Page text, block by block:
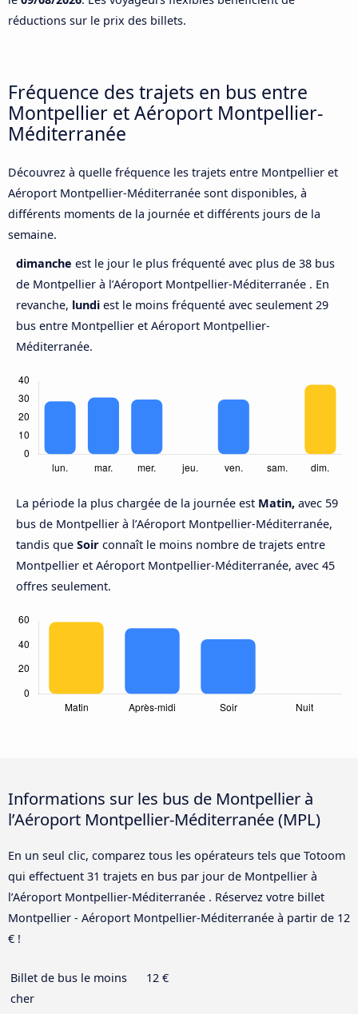
réductions sur le prix des billets.
Fréquence des trajets en bus entre
Montpellier et Aéroport Montpellier-
Méditerranée
Découvrez à quelle fréquence les trajets entre Montpellier et
Aéroport Montpellier-Méditerranée sont disponibles, à
différents moments de la journée et différents jours de la
semaine.
dimanche est le jour le plus fréquenté avec plus de 38 bus
de Montpellier à l’Aéroport Montpellier-Méditerranée . En
revanche, lundi est le moins fréquenté avec seulement 29
bus entre Montpellier et Aéroport Montpellier-
Méditerranée.
La période la plus chargée de la journée est Matin, avec 59
bus de Montpellier à l’Aéroport Montpellier-Méditerranée,
tandis que Soir connaît le moins nombre de trajets entre
Montpellier et Aéroport Montpellier-Méditerranée, avec 45
offres seulement.
Informations sur les bus de Montpellier à
l’Aéroport Montpellier-Méditerranée (MPL)
En un seul clic, comparez tous les opérateurs tels que Totoom
qui effectuent 31 trajets en bus par jour de Montpellier à
l’Aéroport Montpellier-Méditerranée . Réservez votre billet
Montpellier - Aéroport Montpellier-Méditerranée à partir de 12
€ !
Billet de bus le moins
cher
12 €